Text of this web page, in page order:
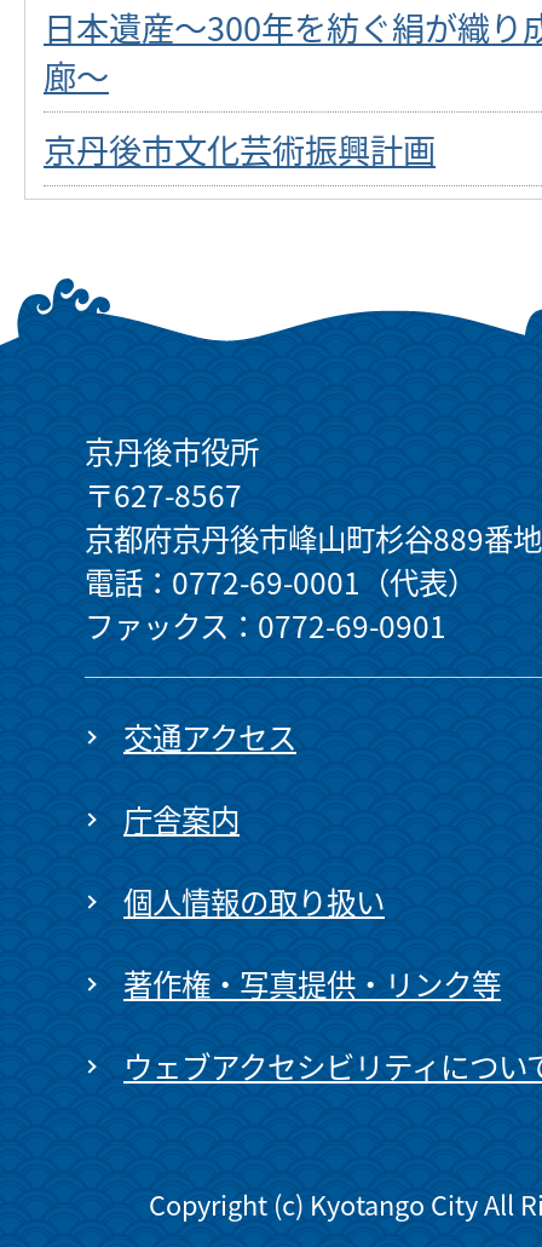
日本遺産～300年を紡ぐ絹が織り
廊～
京丹後市文化芸術振興計画
京丹後市役所
〒627-8567
京都府京丹後市峰山町杉谷889番地
電話：0772-69-0001（代表）
ファックス：0772-69-0901
交通アクセス
庁舎案内
個人情報の取り扱い
著作権・写真提供・リンク等
ウェブアクセシビリティについ
Copyright (c) Kyotango City All